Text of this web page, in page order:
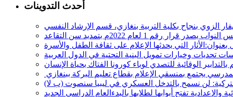
أحدث التدوينات
يصدر قرار رقم 1 لعام 2022م بتمديد سن التقاعد
لن نسمح بالتدخل العسكري في ليبيا سنصوت (ب لا)